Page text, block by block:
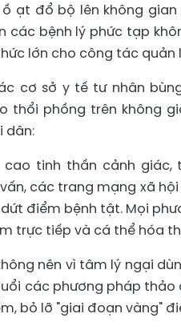
ạt đổ bộ lên không
các bệnh lý phức tạp
lớn cho công tác quản
cơ sở y tế tư nhân
thổi phồng trên không
dân:
cao tinh thần cảnh
các trang mạng xã
điểm bệnh tật. Mọi
trực tiếp và cá thể hóa
nên vì tâm lý ngại
các phương pháp
bỏ lỡ "giai đoạn vàng"